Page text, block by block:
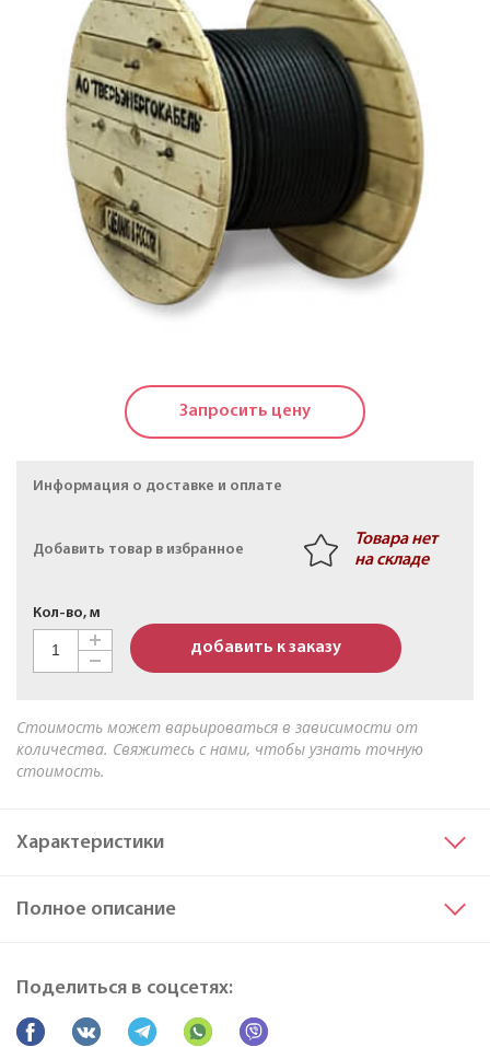
Кабели силовые с пластмассовой изоляцией в
холодостойком исполнении на напряжение до 1 КВ
Кабели силовые с изоляцией из сшитого
полиэтилена на напряжение до 20 КВ
Силовые кабели, не распространяющие горение, на
напряжение до 20 КВ
Кабели контрольные
Провода и кабели для электроустановок
электропередачи
Провода неизолированные для воздушных линий
Запросить цену
Информация о доставке и оплате
Добавить товар в избранное
Товара нет
на складе
Кол-во, м
добавить к заказу
Стоимость может варьироваться в зависимости от
количества. Свяжитесь с нами, чтобы узнать точную
стоимость.
Характеристики
Материал жилы
Алюминий
Все характеристики
Полное описание
Поделиться в соцсетях: